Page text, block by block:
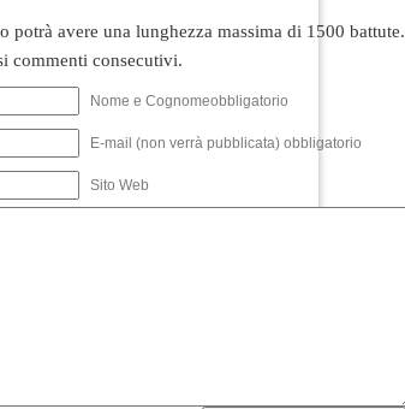
potrà avere una lunghezza massima di 1500 battute.
commenti consecutivi.
Nome e Cognomeobbligatorio
E-mail (non verrà pubblicata) obbligatorio
Sito Web